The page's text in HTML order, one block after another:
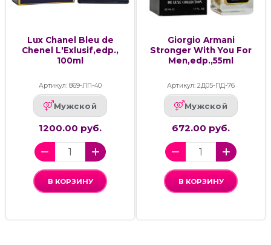
Lux Chanel Bleu de
Chenel L'Exlusif,edp.,
100ml
Артикул: 869-ЛП-40
Мужской
1200.00 руб.
В КОРЗИНУ
Giorgio Armani
Stronger With You For
Men,edp.,55ml
Артикул: 2Д05-ПД-76
Мужской
672.00 руб.
В КОРЗИНУ